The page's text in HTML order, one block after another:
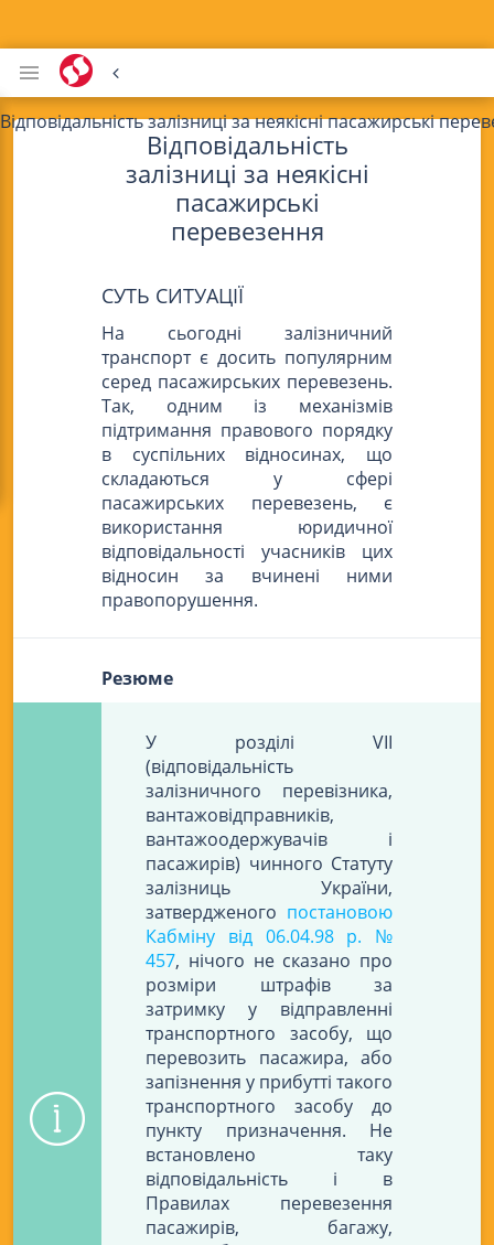
Відповідальність залізниці за неякісні пасажирські
Відповідальність
залізниці за неякісні
пасажирські
перевезення
СУТЬ СИТУАЦІЇ
На сьогодні залізничний
транспорт є досить популярним
серед пасажирських перевезень.
Так, одним із механізмів
підтримання правового порядку
в суспільних відносинах, що
складаються у сфері
пасажирських перевезень, є
використання юридичної
відповідальності учасників цих
відносин за вчинені ними
правопорушення.
Резюме
У розділі VII
(відповідальність
залізничного перевізника,
вантажовідправників,
вантажоодержувачів і
пасажирів) чинного Статуту
залізниць України,
затвердженого постановою
Кабміну від 06.04.98 р. №
457, нічого не сказано про
розміри штрафів за
затримку у відправленні
транспортного засобу, що
перевозить пасажира, або
запізнення у прибутті такого
транспортного засобу до
пункту призначення. Не
встановлено таку
відповідальність і в
Правилах перевезення
пасажирів, багажу,